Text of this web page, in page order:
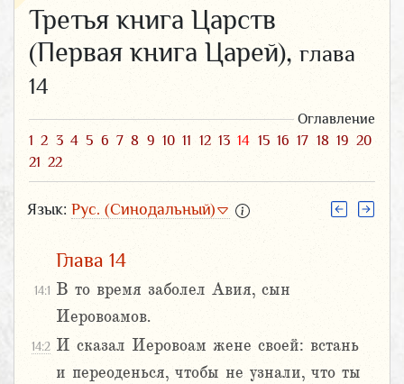
Третья книга Царств
(Первая книга Царей), глава
14
Оглавление
1 2 3 4 5 6 7 8 9 10 11 12 13 14 15 16 17 18 19 20
21 22
Язык: Рус. (Синодальный)
Глава 14
14:1 В то время заболел Авия, сын
Иеровоамов.
14:2 И сказал Иеровоам жене своей: встань
и переоденься, чтобы не узнали, что ты